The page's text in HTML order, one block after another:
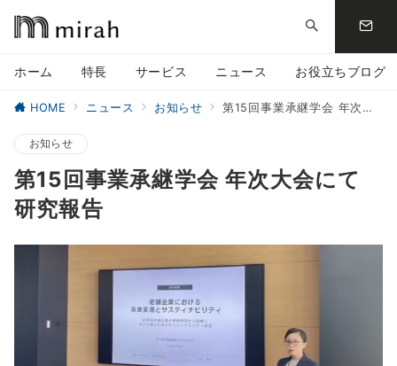
ホーム 特長 サービス ニュース お役立ちブログ
HOME ニュース お知らせ 第15回事業承継学会 年次大会にて研究報告
お知らせ
第15回事業承継学会 年次大会にて
研究報告